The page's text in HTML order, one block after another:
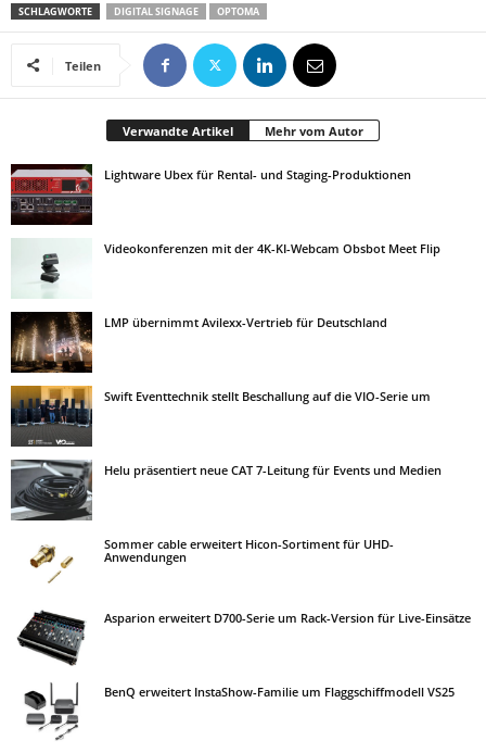
SCHLAGWORTE DIGITAL SIGNAGE OPTOMA
Teilen
Verwandte Artikel Mehr vom Autor
Lightware Ubex für Rental- und Staging-Produktionen
Videokonferenzen mit der 4K-KI-Webcam Obsbot Meet Flip
LMP übernimmt Avilexx-Vertrieb für Deutschland
Swift Eventtechnik stellt Beschallung auf die VIO-Serie um
Helu präsentiert neue CAT 7-Leitung für Events und Medien
Sommer cable erweitert Hicon-Sortiment für UHD-
Anwendungen
Asparion erweitert D700-Serie um Rack-Version für Live-Einsätze
BenQ erweitert InstaShow-Familie um Flaggschiffmodell VS25